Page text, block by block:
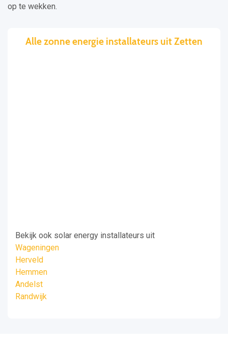
op te wekken.
Alle zonne energie installateurs uit Zetten
Bekijk ook solar energy installateurs uit
Wageningen
Herveld
Hemmen
Andelst
Randwijk